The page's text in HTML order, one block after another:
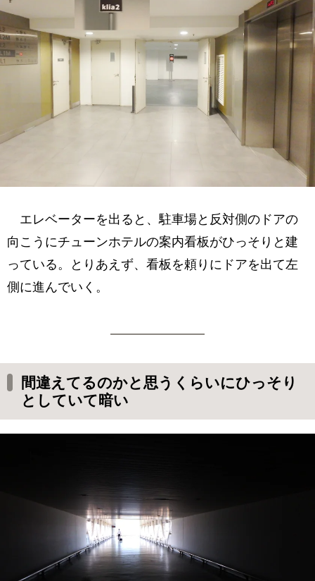
エレベーターを出ると、駐車場と反対側のドアの
向こうにチューンホテルの案内看板がひっそりと建
っている。とりあえず、看板を頼りにドアを出て左
側に進んでいく。
間違えてるのかと思うくらいにひっそり
としていて暗い